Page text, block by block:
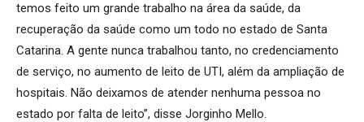
temos feito um grande trabalho na área da saúde, da
recuperação da saúde como um todo no estado de Santa
Catarina. A gente nunca trabalhou tanto, no credenciamento
de serviço, no aumento de leito de UTI, além da ampliação de
hospitais. Não deixamos de atender nenhuma pessoa no
estado por falta de leito”, disse Jorginho Mello.